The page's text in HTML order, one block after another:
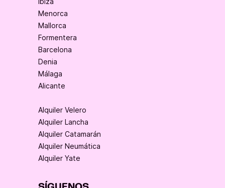
Menorca
Mallorca
Formentera
Barcelona
Denia
Málaga
Alicante
Alquiler Velero
Alquiler Lancha
Alquiler Catamarán
Alquiler Neumática
Alquiler Yate